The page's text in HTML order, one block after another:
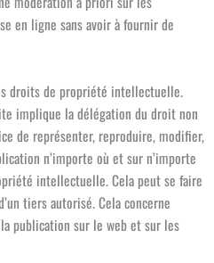
en ligne sans avoir à fournir de
droits de propriété intellectuelle.
implique la délégation du droit non
de représenter, reproduire, modifier,
n’importe où et sur n’importe
intellectuelle. Cela peut se faire
tiers autorisé. Cela concerne
publication sur le web et sur les